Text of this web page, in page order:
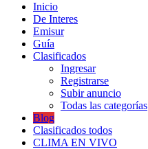
Inicio
De Interes
Emisur
Guía
Clasificados
Ingresar
Registrarse
Subir anuncio
Todas las categorías
Blog
Clasificados todos
CLIMA EN VIVO